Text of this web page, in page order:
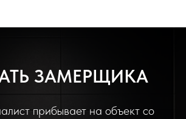
ЗАМЕРЩИКА
прибывает на объект со